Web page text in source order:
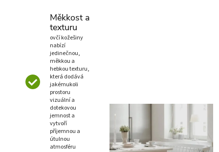
Měkkost a
texturu
ovčí kožešiny
nabízí
jedinečnou,
měkkou a
hebkou texturu,
která dodává
jakémukoli
prostoru
vizuální a
dotekovou
jemnost a
vytvoří
příjemnou a
útulnou
atmosféru